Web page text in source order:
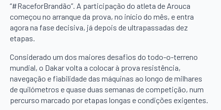
“#RaceforBrandão”. A participação do atleta de Arouca
começou no arranque da prova, no início do mês, e entra
agora na fase decisiva, já depois de ultrapassadas dez
etapas.
Considerado um dos maiores desafios do todo-o-terreno
mundial, o Dakar volta a colocar à prova resistência,
navegação e fiabilidade das máquinas ao longo de milhares
de quilómetros e quase duas semanas de competição, num
percurso marcado por etapas longas e condições exigentes.